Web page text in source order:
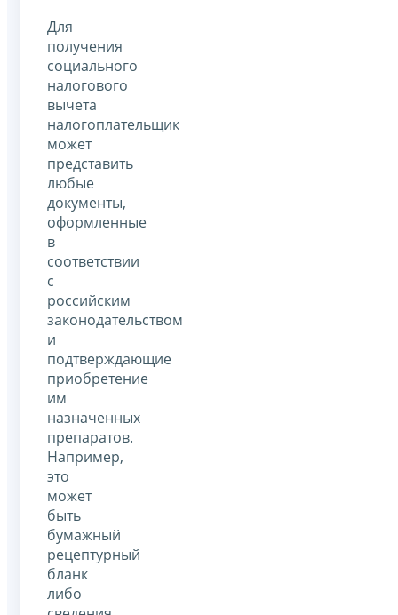
Для
получения
социального
налогового
вычета
налогоплательщик
может
представить
любые
документы,
оформленные
в
соответствии
с
российским
законодательством
и
подтверждающие
приобретение
им
назначенных
препаратов.
Например,
это
может
быть
бумажный
рецептурный
бланк
либо